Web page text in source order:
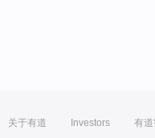
关于有道 Investors 有